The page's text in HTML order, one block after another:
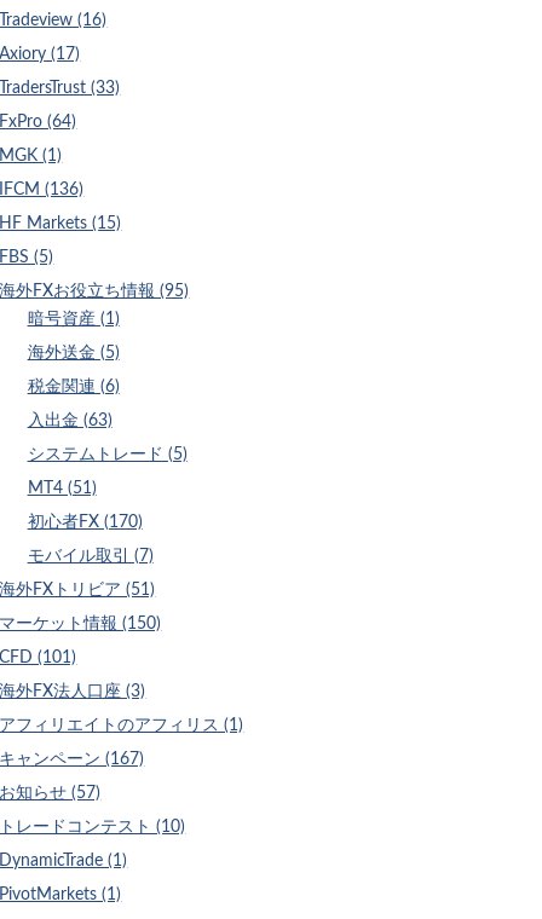
Tradeview (16)
Axiory (17)
TradersTrust (33)
FxPro (64)
MGK (1)
IFCM (136)
HF Markets (15)
FBS (5)
海外FXお役立ち情報 (95)
暗号資産 (1)
海外送金 (5)
税金関連 (6)
入出金 (63)
システムトレード (5)
MT4 (51)
初心者FX (170)
モバイル取引 (7)
海外FXトリビア (51)
マーケット情報 (150)
CFD (101)
海外FX法人口座 (3)
アフィリエイトのアフィリス (1)
キャンペーン (167)
お知らせ (57)
トレードコンテスト (10)
DynamicTrade (1)
PivotMarkets (1)